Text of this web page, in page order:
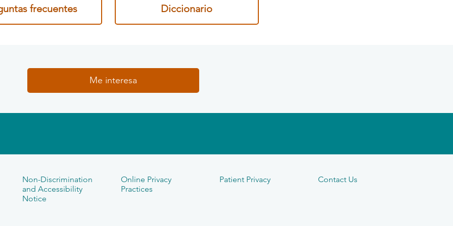
frecuentes Diccionario
Me interesa
Non-Discrimination
and Accessibility
Notice
Online Privacy
Practices
Patient Privacy Contact Us